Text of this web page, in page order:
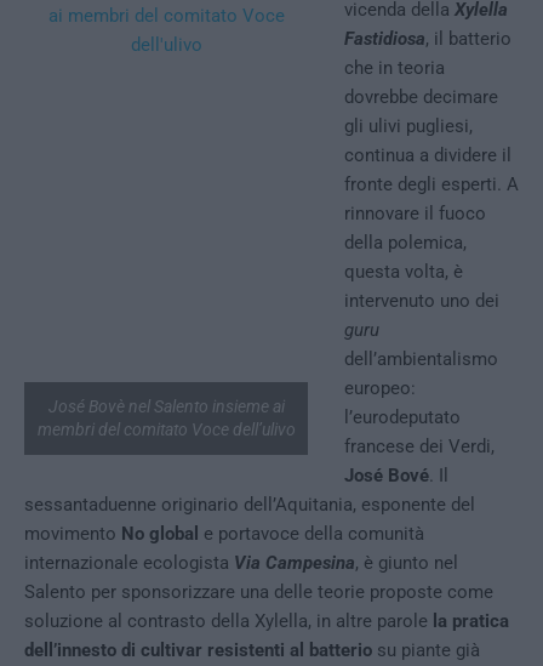
José Bovè nel Salento insieme ai
membri del comitato Voce dell’ulivo
vicenda della Xylella
Fastidiosa, il batterio
che in teoria
dovrebbe decimare
gli ulivi pugliesi,
continua a dividere il
fronte degli esperti. A
rinnovare il fuoco
della polemica,
questa volta, è
intervenuto uno dei
guru
dell’ambientalismo
europeo:
l’eurodeputato
francese dei Verdi,
José Bové. Il
sessantaduenne originario dell’Aquitania, esponente del
movimento No global e portavoce della comunità
internazionale ecologista Via Campesina, è giunto nel
Salento per sponsorizzare una delle teorie proposte come
soluzione al contrasto della Xylella, in altre parole la pratica
dell’innesto di cultivar resistenti al batterio su piante già